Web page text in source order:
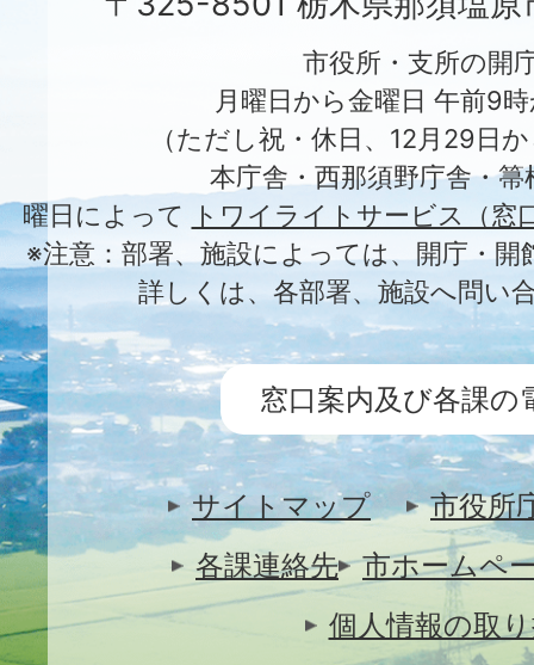
市役所・支所の開
月曜日から金曜日 午前9
（ただし祝・休日、12月29日
本庁舎・西那須野庁舎・
曜日によって
トワイライトサービス（窓
※注意：部署、施設によっては、開庁・
詳しくは、各部署、施設へ問い
窓口案内及び各課の
サイトマップ
市役所
各課連絡先
市ホームペ
個人情報の取